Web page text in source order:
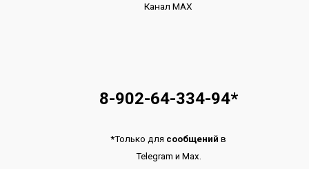
Канал МАХ
8-902-64-334-94*
*Только для сообщений в
Telegram и Max.